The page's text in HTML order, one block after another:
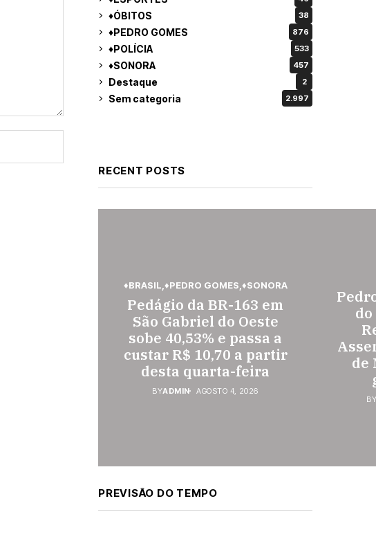
♦ÓBITOS 38
♦PEDRO GOMES 876
♦POLÍCIA 533
♦SONORA 457
Destaque 2
Sem categoria 2.997
RECENT POSTS
♦BRASIL ♦PEDRO GOMES ♦SONORA
Pedágio da BR-163 em
São Gabriel do Oeste
sobe 40,53% e passa a
custar R$ 10,70 a partir
desta quarta-feira
BYADMIN AGOSTO 4, 2026
de
PREVISÃO DO TEMPO